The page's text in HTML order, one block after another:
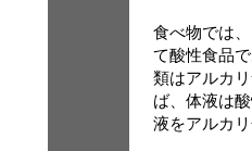
食べ物では
て酸性食品
類はアルカ
ば、体液は
液をアルカ